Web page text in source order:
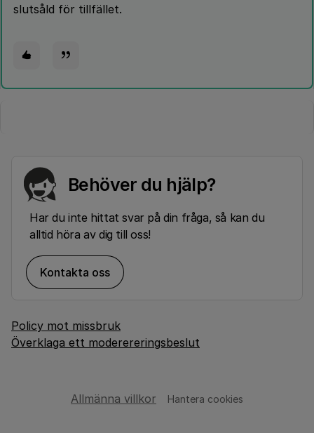
slutsåld för tillfället.
Behöver du hjälp?
Har du inte hittat svar på din fråga, så kan du
alltid höra av dig till oss!
Kontakta oss
Policy mot missbruk
Överklaga ett moderereringsbeslut
Allmänna villkor Hantera cookies